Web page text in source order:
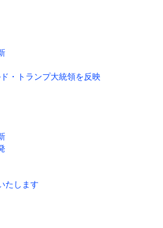
・トランプ大統領を反映
たします